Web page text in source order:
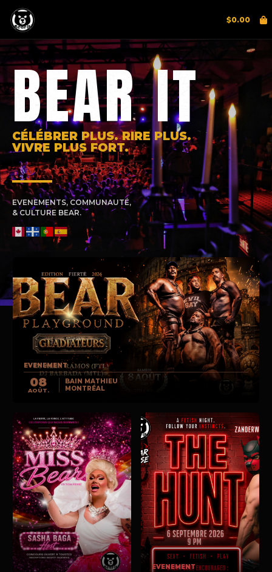
$0.00
BEAR IT
CÉLÉBRER PLUS. RIRE PLUS.
VIVRE PLUS FORT.
EVENEMENTS, COMMUNAUTÉ,
& CULTURE BEAR.
EVENEMENT
08
AOÛT.
BAIN MATHIEU
MONTRÉAL
EVENEMENT